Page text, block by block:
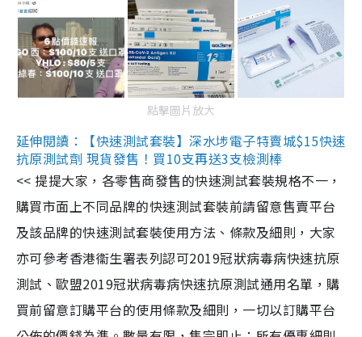
點擊圖片放大
延伸閱讀：【快速測試套裝】深水埗電子特賣城$15快速
抗原測試劑 現貨發售！買10支再送3支檢測棒
<< 提提大家，各零售商發售的快速測試套裝規格不一，
購買市面上不同品牌的快速測試套裝前請留意售賣平台
及該品牌的快速測試套裝使用方法、條款及細則，大家
亦可參考香港衞生署表列認可2019冠狀病毒病快速抗原
測試、歐盟2019冠狀病毒病快速抗原測試通用名單，購
買前留意訂購平台的使用條款及細則，一切以訂購平台